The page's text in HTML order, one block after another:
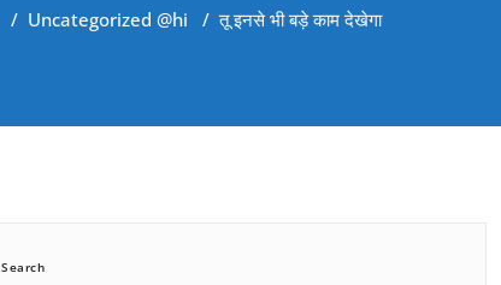
/ Uncategorized @hi /तू इनसे भी बड़े काम देखेगा
Search